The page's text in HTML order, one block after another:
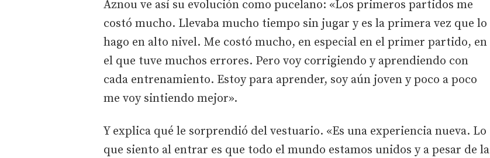
Aznou ve así su evolución como pucelano: «Los primeros partidos me
costó mucho. Llevaba mucho tiempo sin jugar y es la primera vez que lo
hago en alto nivel. Me costó mucho, en especial en el primer partido, en
el que tuve muchos errores. Pero voy corrigiendo y aprendiendo con
cada entrenamiento. Estoy para aprender, soy aún joven y poco a poco
me voy sintiendo mejor».
Y explica qué le sorprendió del vestuario. «Es una experiencia nueva. Lo
que siento al entrar es que todo el mundo estamos unidos y a pesar de la